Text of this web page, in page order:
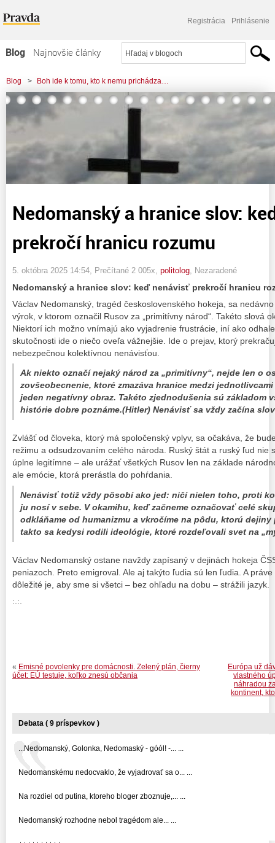
Registrácia Prihlásenie
Blog
Najnovšie články
Najčítanejšie články
Najkomentovanejšie články
Zoznam blogov
Komerčné blogy
Blog > Boh ide k tomu, kto k nemu prichádza…
> Nedomanský a hranice slov: keď nenávisť prekročí hranicu rozumu
Nedomanský a hranice slov:
prekročí hranicu rozumu
5. októbra 2025 14:54 , Prečítané 2 005x, politolog Nezaradené
Nedomanský a hranice slov: keď nenávisť prekročí hranicu
Václav Nedomanský, tragéd československého hokeja, sa
výrok, v ktorom označil Rusov za „primitívny národ“. Takéto slová
Niektorí ich možno vnímajú ako vyjadrenie frustrácie, iní ako
skutočnosti ide o niečo oveľa vážnejšie. Ide o prejav, ktorý
nebezpečnou kolektívnou nenávisťou.
Ak niekto označí nejaký národ za „primitívny“, nejde len o
zovšeobecnenie, ktoré zmazáva hranice medzi
jeden negatívny obraz. Takéto zjednodušenia sú základom
histórie dobre poznáme.(Hitler) Nenávisť sa vždy začína
Zvlášť od človeka, ktorý má spoločenský vplyv, sa očakáva, že
režimu a odsudzovaním celého národa. Ruský štát a ruský ľud nie
úplne legitímne – ale urážať všetkých Rusov len na základe
ale emócie, ktorá prerástla do pohŕdania.
Nenávisť totiž vždy pôsobí ako jed: ničí nielen toho, proti
ju nosí v sebe. V okamihu, keď začneme označovať celé
odkláňame od humanizmu a vkročíme na pôdu, ktorú dejiny
takto sa kedysi rodili ideológie, ktoré rozdeľovali svet na
Václav Nedomanský ostane navždy zapísaný v dejinách hokeja
peniazoch. Preto emigroval. Ale aj takýto ľudia sú len ľudia. A
dôležité je, aby sme si všetci – bez ohľadu na dobu – strážili jazyk.
:.:.
Európa už
vlastného
náhradou
kontinent,
« Emisné povolenky pre domácnosti. Zelený plán, čierny
účet: EÚ testuje, koľko znesú občania
Debata ( 9 príspevkov )
...Nedomanský, Golonka, Nedomaský - góól! -... ...
Nedomanskému nedocvaklo, že vyjadrovať sa o... ...
Na rozdiel od putina, ktoreho bloger zboznuje,... ...
Nedomanský rozhodne nebol tragédom ale... ...